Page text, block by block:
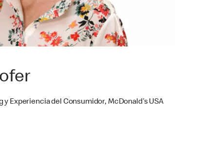
Experiencia del Consumidor, McDonald’s USA